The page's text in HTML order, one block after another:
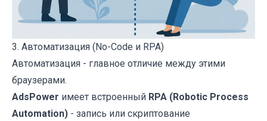
3. Автоматизация (No-Code и RPA)
Автоматизация - главное отличие между этими
браузерами.
AdsPower имеет встроенный RPA (Robotic Process
Automation) - запись или скриптование